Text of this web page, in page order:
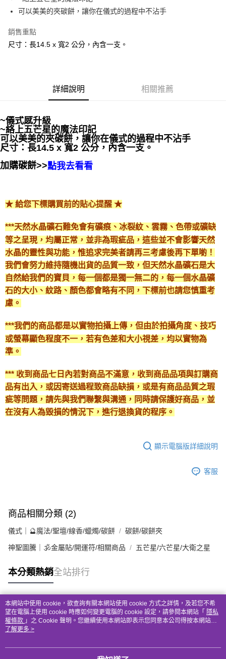
街口支付
ATM付款
每筆NT$80，滿NT$3,000(含以上)免運費
每筆NT$80，滿NT$3,000(含以上)免運費
賣家宅配幫您送（台灣）
每筆NT$80，滿NT$3,000(含以上)免運費
付款後門市自取
免運費
可以美美的夾碳餅，讓你在儀式的過程中不沾手
銷售重點
尺寸：長14.5 x 寬2 公分，內含一支。
詳細說明 相關推薦
~儀式感升級
~絡上五芒星的魔法印記
可以美美的夾碳餅，讓你在儀式的過程中不沾手
尺寸：長14.5 x 寬2 公分，內含一支。
加購碳餅>>點我去看看
★ 給您下標購買前的貼心提醒 ★
***天然水晶礦石難免會有礦痕、冰裂紋、雲霧、色帶或礦缺
等之呈現，均屬正常，並非為瑕疵品，這些並不會影響天然
水晶的靈性與功能，惟追求完美者請再三考慮後再下單喲！
我們會努力維持隨機出貨的品質一致，但天然水晶礦石是大
自然給我們的寶貝，每一個都是獨一無二的，每一個水晶礦
石的大小、紋路、顏色都會略有不同，下標前也請您慎重考
慮。
***我們的商品都是以實物拍攝上傳，但由於拍攝角度、技巧
或螢幕顯色程度不一，若有色差和大小視差，均以實物為
準。
*** 收到商品七日內若對商品不滿意，收到商品品項與訂購商
品有出入，或因寄送過程致商品缺損，或是有商品品質之瑕
疵等問題，請先與我們聯繫與溝通，同時請保護好商品，並
在沒有人為毀損的情況下，進行退換貨的程序。
顯示電腦版詳細說明
客服
商品相關分類 (2)
儀式｜🔮魔法/聖壇/線香/蠟燭/碳餅 碳餅/碳餅夾
神聖圖騰｜🕉金屬貼/開運符/相關商品 五芒星/六芒星/大衛之星
本分類熱銷全站排行
熱門標籤
本網站中使用 cookie，欲查詢有關本網站使用 cookie 方式之詳情，及若您不希
望在電腦上使用 cookie 時應如何變更電腦的 cookie 設定，請參閱本網站「 隱私
權條款 」之 Cookie 聲明。您繼續使用本網站即表示您同意本公司得按本網站使
用條款之 Cookie 聲明使用 cookie。
了解更多 >